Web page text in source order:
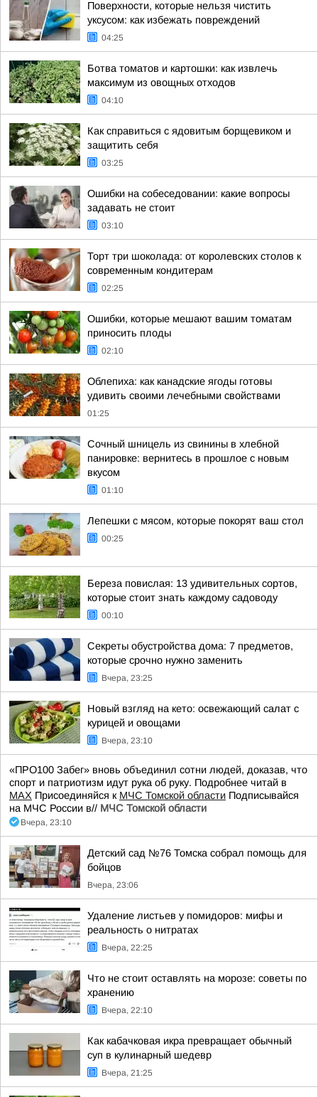
Поверхности, которые нельзя чистить
уксусом: как избежать повреждений
04:25
Ботва томатов и картошки: как извлечь
максимум из овощных отходов
04:10
Как справиться с ядовитым борщевиком и
защитить себя
03:25
Ошибки на собеседовании: какие вопросы
задавать не стоит
03:10
Торт три шоколада: от королевских столов к
современным кондитерам
02:25
Ошибки, которые мешают вашим томатам
приносить плоды
02:10
Облепиха: как канадские ягоды готовы
удивить своими лечебными свойствами
01:25
Сочный шницель из свинины в хлебной
панировке: вернитесь в прошлое с новым
вкусом
01:10
Лепешки с мясом, которые покорят ваш стол
00:25
Береза повислая: 13 удивительных сортов,
которые стоит знать каждому садоводу
00:10
Секреты обустройства дома: 7 предметов,
которые срочно нужно заменить
Вчера, 23:25
Новый взгляд на кето: освежающий салат с
курицей и овощами
Вчера, 23:10
«ПРО100 Забег» вновь объединил сотни людей, доказав, что
спорт и патриотизм идут рука об руку. Подробнее читай в
МАХ Присоединяйся к МЧС Томской области Подписывайся
на МЧС России в// МЧС Томской области
Вчера, 23:10
Детский сад №76 Томска собрал помощь для
бойцов
Вчера, 23:06
Удаление листьев у помидоров: мифы и
реальность о нитратах
Вчера, 22:25
Что не стоит оставлять на морозе: советы по
хранению
Вчера, 22:10
Как кабачковая икра превращает обычный
суп в кулинарный шедевр
Вчера, 21:25